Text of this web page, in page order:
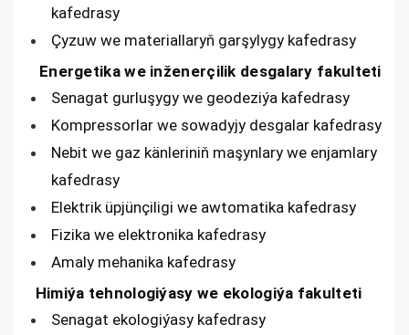
kafedrasy
Çyzuw we materiallaryň garşylygy kafedrasy
Energetika we inženerçilik desgalary fakulteti
Senagat gurluşygy we geodeziýa kafedrasy
Kompressorlar we sowadyjy desgalar kafedrasy
Nebit we gaz känleriniň maşynlary we enjamlary
kafedrasy
Elektrik üpjünçiligi we awtomatika kafedrasy
Fizika we elektronika kafedrasy
Amaly mehanika kafedrasy
Himiýa tehnologiýasy we ekologiýa fakulteti
Senagat ekologiýasy kafedrasy